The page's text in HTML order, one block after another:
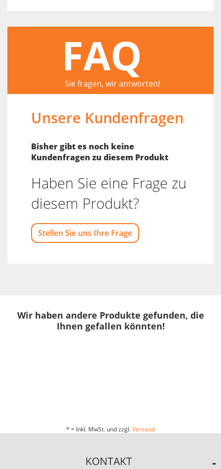
FAQ
Sie fragen, wir antworten!
Unsere Kundenfragen
Bisher gibt es noch keine
Kundenfragen zu diesem Produkt
Haben Sie eine Frage zu
diesem Produkt?
Stellen Sie uns Ihre Frage
Wir haben andere Produkte gefunden, die
Ihnen gefallen könnten!
* = Inkl. MwSt. und zzgl.Versand
KONTAKT